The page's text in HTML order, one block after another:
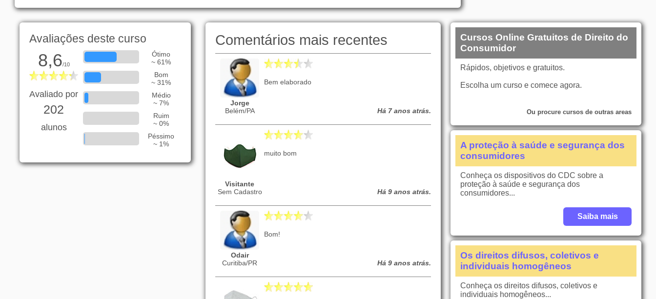
Avaliações deste curso
8,6/10
Avaliado por
202
alunos
Ótimo
~ 61%
Bom
~ 31%
Médio
~ 7%
Ruim
~ 0%
Péssimo
~ 1%
Comentários mais recentes
Jorge
Belém/PA
Bem elaborado
Há 7 anos atrás.
Visitante
Sem Cadastro
muito bom
Há 9 anos atrás.
Odair
Curitiba/PR
Bom!
Há 9 anos atrás.
Cursos Online Gratuitos de Direito do
Consumidor
Rápidos, objetivos e gratuitos.
Escolha um curso e comece agora.
Ou procure cursos de outras areas
A proteção à saúde e segurança dos
consumidores
Conheça os dispositivos do CDC sobre a
proteção à saúde e segurança dos
consumidores...
Saiba mais
Os direitos difusos, coletivos e
individuais homogêneos
Conheça os direitos difusos, coletivos e
individuais homogêneos...